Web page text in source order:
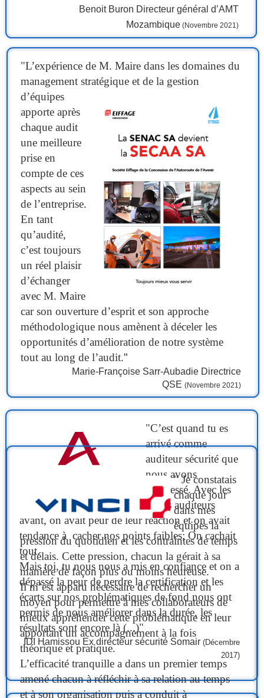
Benoit Buron Directeur général d’AMT
Mozambique(Novembre 2021)
"L’expérience de M. Maire dans les domaines du
management stratégique et de la gestion
d’équipes
apporte après
chaque audit
une meilleure
prise en
compte de ces
aspects au sein
de l’entreprise.
En tant
qu’audité,
c’est toujours
un réel plaisir
d’échanger
avec M. Maire
car son ouverture d’esprit et son approche
méthodologique nous amènent à déceler les
opportunités d’amélioration de notre système
tout au long de l’audit."
Marie-Françoise Sarr-Aubadie Directrice
QSE (Novembre 2021)
"C’est quand tu es
arrivé comme
auditeur sécurité que
nous avons
progressé. Avec les
autres auditeurs
avant, on avait peur de leur réaction et on avait
tendance à cacher nos points faibles; On cachait
tout.
Mais toi, tu nous nous a mis en confiance et on a
dépassé la peur de perdre la certification et les
écarts sur nos problématiques de fond nous ont
permis de nous améliorer dans la durée, les
résultats sont encore là (...)"
IDI Hamissou Ex directeur sécurité Somair (Décembre
2017)
" Je constatais
chaque jour
dans mes
équipes la
pression du quotidien et les contraintes de temps
et délais. Cette pression, chacun la gérait à sa
manière de façon plus ou moins heureuse.
Il m’est apparu nécessaire de rechercher un
moyen pour permettre à mes collaborateurs de
mieux appréhender cette problématique en leur
apportant un accompagnement à la fois
théorique et pratique.
L’efficacité tranquille a dans un premier temps
amené chacun à réfléchir à sa relation au temps
et à son organisation puis a conduit à